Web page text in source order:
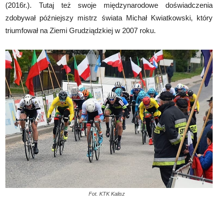
(2016r.). Tutaj też swoje międzynarodowe doświadczenia
zdobywał późniejszy mistrz świata Michał Kwiatkowski, który
triumfował na Ziemi Grudziądzkiej w 2007 roku.
Fot. KTK Kalisz